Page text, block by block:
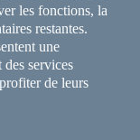
les fonctions, la
restantes.
une
services
de leurs